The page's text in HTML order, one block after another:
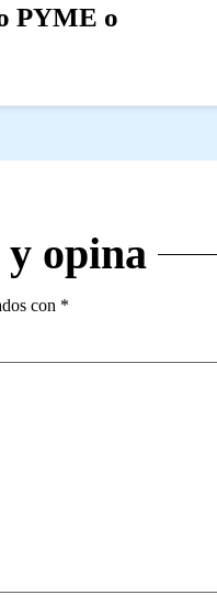
PYME o
opina
con *